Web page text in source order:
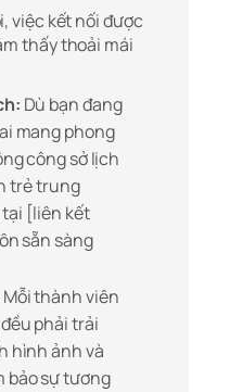
việc kết nối được
thấy thoải mái
Dù bạn đang
mang phong
công sở lịch
trẻ trung
[liên kết
sẵn sàng
Mỗi thành viên
phải trải
hình ảnh và
bảo sự tương